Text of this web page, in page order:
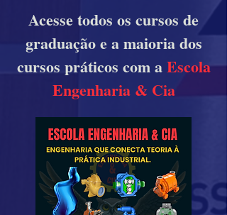
Acesse todos os cursos de
graduação e a maioria dos
cursos práticos com aEscola
Engenharia & Cia